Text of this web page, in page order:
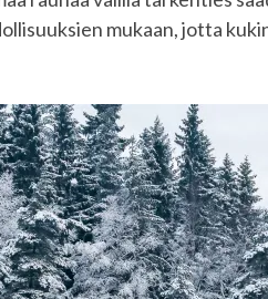
mukaan, jotta